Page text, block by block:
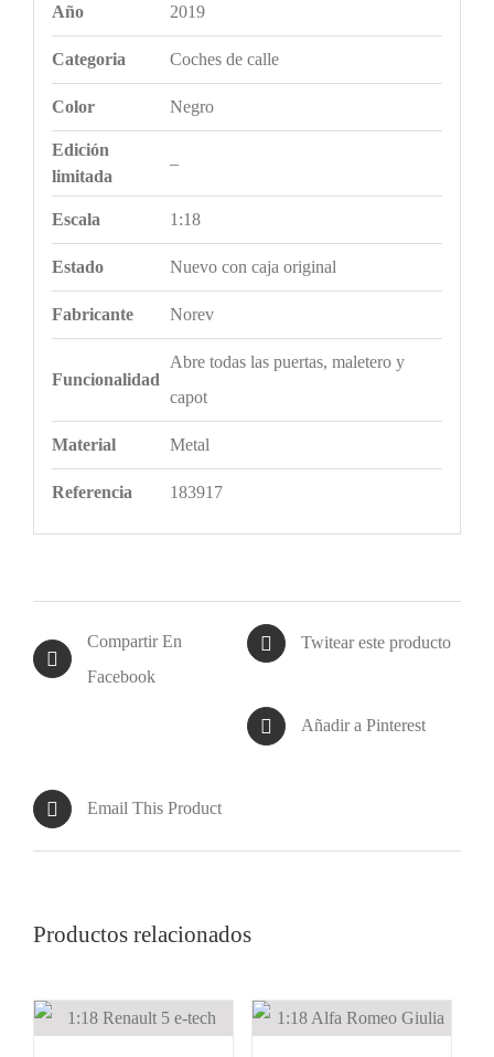
Año 2019
Categoria Coches de calle
Color Negro
Edición
limitada
–
Escala 1:18
Estado Nuevo con caja original
Fabricante Norev
Funcionalidad
Abre todas las puertas, maletero y
capot
Material Metal
Referencia 183917
Compartir En
Facebook
Twitear este producto
Añadir a Pinterest
Email This Product
Productos relacionados